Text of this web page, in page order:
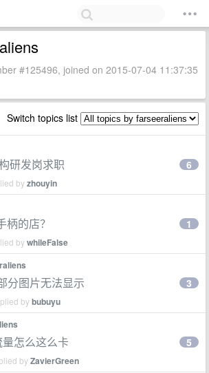
#125496, joined on 2015-07-04 11:37:35
Switch topics list
研发岗求职
byzhouyin
6
的店？
bywhileFalse
1
分图片无法显示
bybubuyu
3
怎么这么卡
byZavierGreen
5